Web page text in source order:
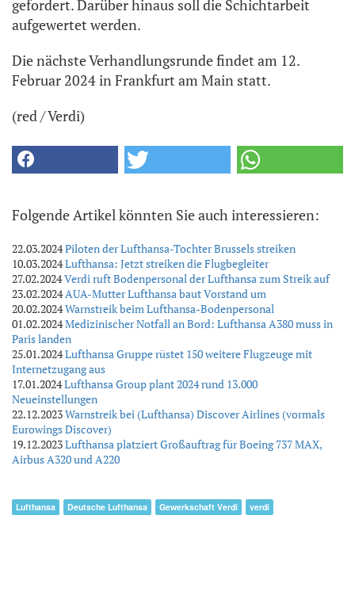
gefordert. Darüber hinaus soll die Schichtarbeit
aufgewertet werden.
Die nächste Verhandlungsrunde findet am 12.
Februar 2024 in Frankfurt am Main statt.
(red / Verdi)
Folgende Artikel könnten Sie auch interessieren:
22.03.2024Piloten der Lufthansa-Tochter Brussels streiken
10.03.2024Lufthansa: Jetzt streiken die Flugbegleiter
27.02.2024Verdi ruft Bodenpersonal der Lufthansa zum Streik auf
23.02.2024AUA-Mutter Lufthansa baut Vorstand um
20.02.2024Warnstreik beim Lufthansa-Bodenpersonal
01.02.2024Medizinischer Notfall an Bord: Lufthansa A380 muss in
Paris landen
25.01.2024Lufthansa Gruppe rüstet 150 weitere Flugzeuge mit
Internetzugang aus
17.01.2024Lufthansa Group plant 2024 rund 13.000
Neueinstellungen
22.12.2023Warnstreik bei (Lufthansa) Discover Airlines (vormals
Eurowings Discover)
19.12.2023Lufthansa platziert Großauftrag für Boeing 737 MAX,
Airbus A320 und A220
Lufthansa Deutsche Lufthansa Gewerkschaft Verdi verdi